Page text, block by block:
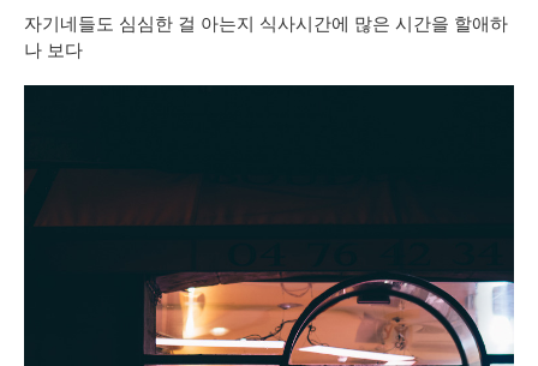
자기네들도 심심한 걸 아는지 식사시간에 많은 시간을 할애하
나 보다